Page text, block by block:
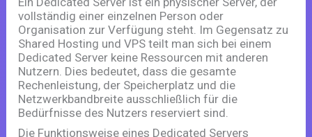
vollständig einer einzelnen Person oder
Organisation zur Verfügung steht. Im Gegensatz zu
Shared Hosting und VPS teilt man sich bei einem
Dedicated Server keine Ressourcen mit anderen
Nutzern. Dies bedeutet, dass die gesamte
Rechenleistung, der Speicherplatz und die
Netzwerkbandbreite ausschließlich für die
Bedürfnisse des Nutzers reserviert sind.
Die Funktionsweise eines Dedicated Servers